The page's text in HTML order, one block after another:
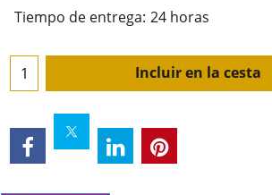
Tiempo de entrega: 24 horas
Incluir en la cesta